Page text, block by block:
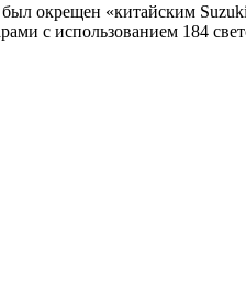
окрещен «китайским
с использованием 184